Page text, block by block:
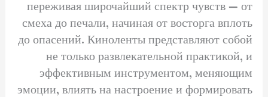
переживая широчайший спектр чувств — от
смеха до печали, начиная от восторга вплоть
до опасений. Киноленты представляют собой
не только развлекательной практикой, и
эффективным инструментом, меняющим
эмоции, влиять на настроение и формировать